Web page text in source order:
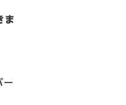
ま
ー